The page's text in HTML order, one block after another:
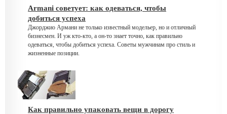
Armani советует: как одеваться, чтобы
добиться успеха
Джорджио Армани не только известный модельер, но и отличный
бизнесмен. И уж кто-кто, а он-то знает точно, как правильно
одеваться, чтобы добиться успеха. Советы мужчинам про стиль и
жизненные позиции.
Как правильно упаковать вещи в дорогу